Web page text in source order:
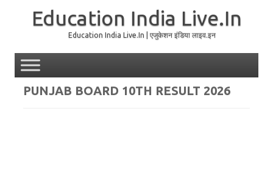
Education India Live.In
Education India Live.In | एजुकेशन इंडिया लाइव.इन
PUNJAB BOARD 10TH RESULT 2026